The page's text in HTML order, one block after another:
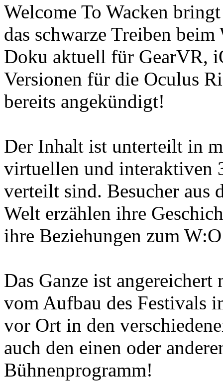
Welcome To Wacken
das schwarze Treiben
Doku aktuell für GearVR,
Versionen für die Oculus
bereits angekündigt!
Der Inhalt ist unterteilt in
virtuellen und interaktiven
verteilt sind. Besucher aus
Welt erzählen ihre
ihre Beziehungen zum
Das Ganze ist
vom Aufbau des Festivals
vor Ort in den
auch den einen oder
Bühnenprogramm!